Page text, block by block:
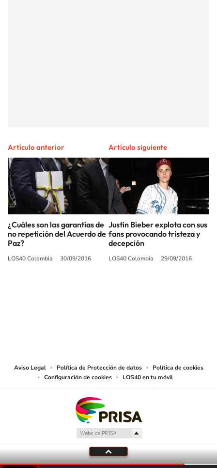
Artículo anterior
¿Cuáles son las garantías de
no repetición del Acuerdo de
Paz?
LOS40 Colombia 30/09/2016
Artículo siguiente
Justin Bieber explota con sus
fans provocando tristeza y
decepción
LOS40 Colombia 29/09/2016
Aviso Legal Política de Protección de datos
Política de cookies
Configuración de cookies
LOS40 en tu móvil